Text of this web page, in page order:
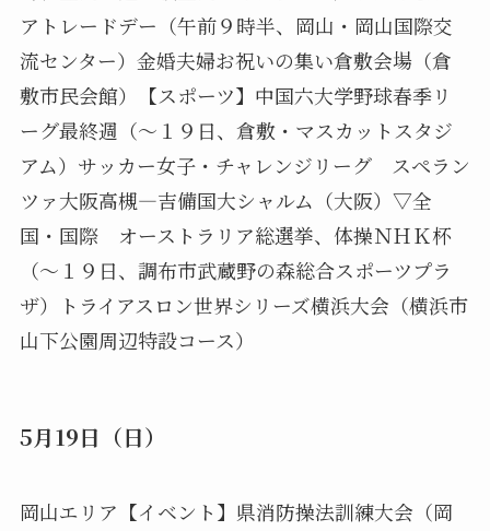
アトレードデー（午前９時半、岡山・岡山国際交
流センター）金婚夫婦お祝いの集い倉敷会場（倉
敷市民会館）【スポーツ】中国六大学野球春季リ
ーグ最終週（～１９日、倉敷・マスカットスタジ
アム）サッカー女子・チャレンジリーグ スペラン
ツァ大阪高槻―吉備国大シャルム（大阪）▽全
国・国際 オーストラリア総選挙、体操ＮＨＫ杯
（～１９日、調布市武蔵野の森総合スポーツプラ
ザ）トライアスロン世界シリーズ横浜大会（横浜市
山下公園周辺特設コース）
5月19日（日）
岡山エリア【イベント】県消防操法訓練大会（岡